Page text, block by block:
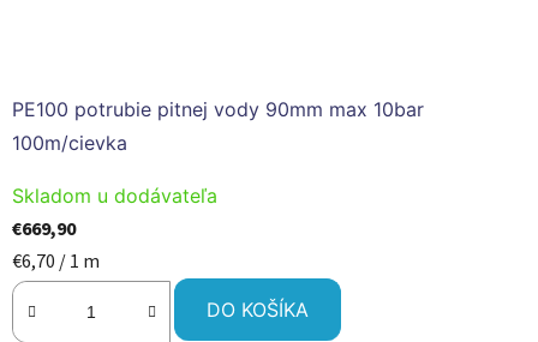
PE100 potrubie pitnej vody 90mm max 10bar
100m/cievka
Skladom u dodávateľa
€669,90
Jednotková
cena:
€6,70 / 1 m
DO KOŠÍKA